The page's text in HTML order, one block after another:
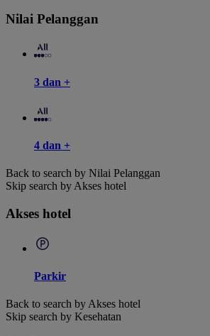
Nilai Pelanggan
3 dan +
4 dan +
Back to search by Nilai Pelanggan
Skip search by Akses hotel
Akses hotel
Parkir
Back to search by Akses hotel
Skip search by Kesehatan